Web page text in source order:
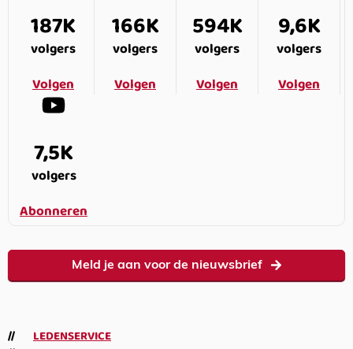
187K
volgers
Volgen
166K
volgers
Volgen
594K
volgers
Volgen
9,6K
volgers
Volgen
7,5K
volgers
Abonneren
Meld je aan voor de nieuwsbrief
LEDENSERVICE